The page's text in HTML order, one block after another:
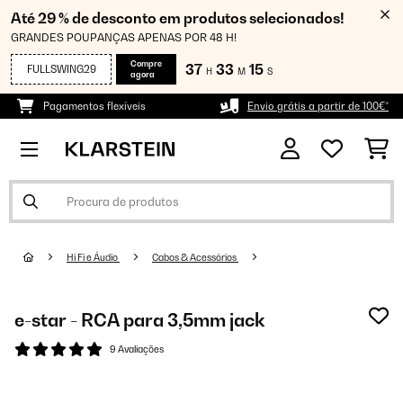
Até 29 % de desconto em produtos selecionados!
GRANDES POUPANÇAS APENAS POR 48 H!
FULLSWING29
Compre
agora
37 H 33 M 13 S
Pagamentos flexíveis Envio grátis a partir de 100€*
Hi Fi e Áudio Cabos & Acessórios
e-star - RCA para 3,5mm jack
9 Avaliações